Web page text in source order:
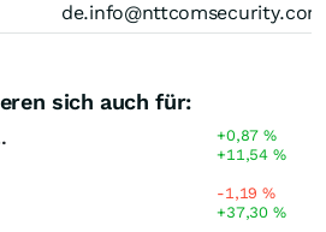
de.info@nttcomsecurity.com
sich auch für:
+0,87%
+11,54%
-1,19%
+37,30%